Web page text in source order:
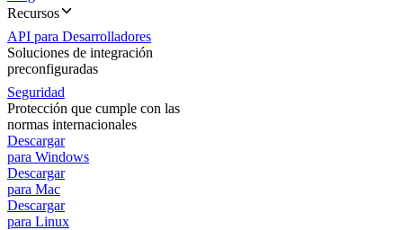
Recursos
API para Desarrolladores
Soluciones de integración
preconfiguradas
Seguridad
Protección que cumple con las
normas internacionales
Descargar
para Windows
Descargar
para Mac
Descargar
para Linux